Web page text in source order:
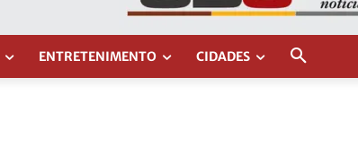
ENTRETENIMENTO CIDADES